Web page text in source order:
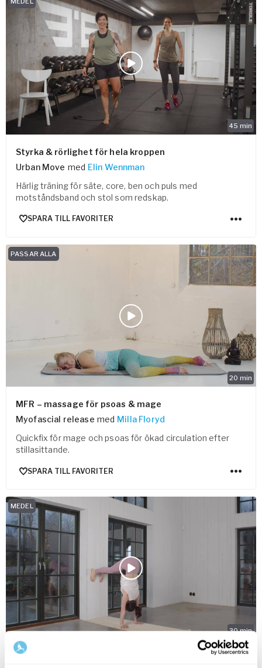
45 min
Styrka & rörlighet för hela kroppen
Urban Move med Elin Wennman
Härlig träning för säte, core, ben och puls med
motståndsband och stol som redskap.
SPARA TILL FAVORITER
20 min
PASSAR ALLA
MFR – massage för psoas & mage
Myofascial release med Milla Floryd
Quickfix för mage och psoas för ökad circulation efter
stillasittande.
SPARA TILL FAVORITER
30min
MEDEL
Yoga & öva på handstående